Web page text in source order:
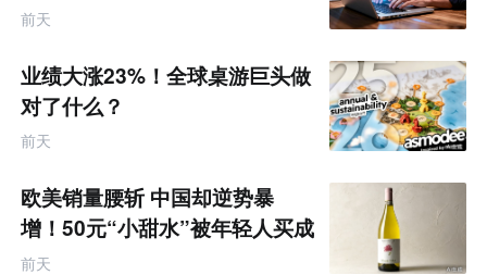
前天
业绩大涨23%！全球桌游巨头做
对了什么？
前天
欧美销量腰斩 中国却逆势暴
增！50元“小甜水”被年轻人买成
顶流
前天